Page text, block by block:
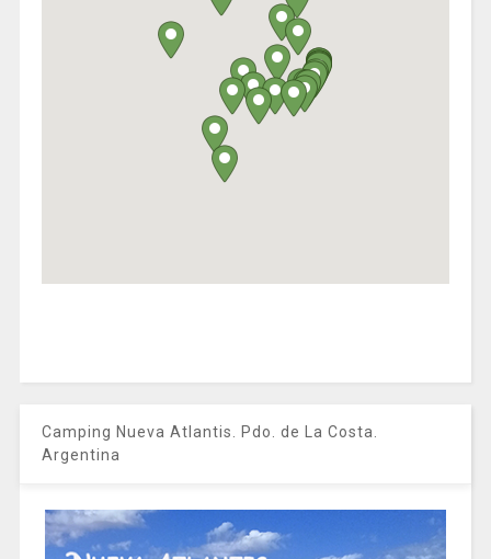
Camping Nueva Atlantis. Pdo. de La Costa.
Argentina